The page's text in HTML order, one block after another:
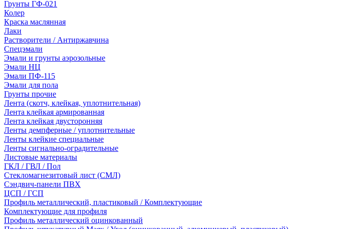
Грунты ГФ-021
Колер
Краска маслянная
Лаки
Растворители / Антиржавчина
Спецэмали
Эмали и грунты аэрозольные
Эмали НЦ
Эмали ПФ-115
Эмали для пола
Грунты прочие
Лента (скотч, клейкая, уплотнительная)
Лента клейкая армированная
Лента клейкая двусторонняя
Ленты демпферные / уплотнительные
Ленты клейкие специальные
Ленты сигнально-оградительные
Листовые материалы
ГКЛ / ГВЛ / Пол
Стекломагнезитовый лист (СМЛ)
Сэндвич-панели ПВХ
ЦСП / ГСП
Профиль металлический, пластиковый / Комплектующие
Комплектующие для профиля
Профиль металлический оцинкованный